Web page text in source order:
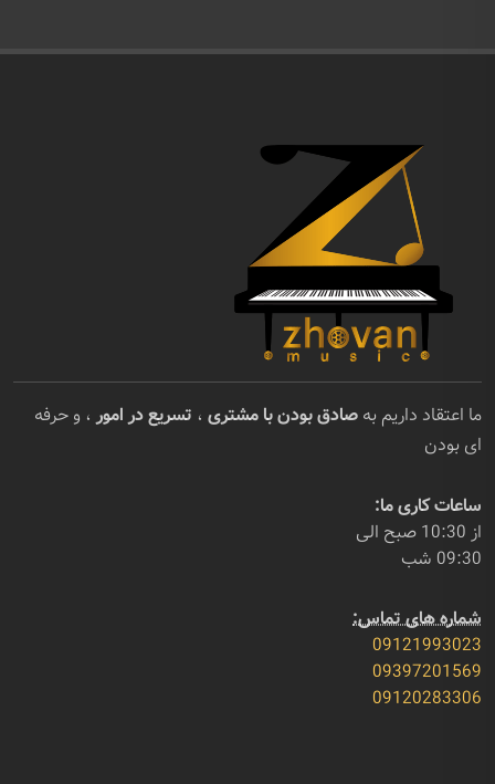
ما اعتقاد داریم به صادق بودن با مشتری ، تسریع در امور ، و حرفه
ای بودن
ساعات کاری ما:
از 10:30 صبح الی
09:30 شب
شماره های تماس:
09121993023
09397201569
09120283306